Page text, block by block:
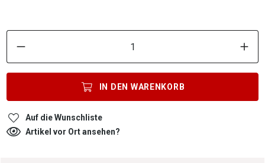
IN DEN WARENKORB
Auf die Wunschliste
Artikel vor Ort ansehen?